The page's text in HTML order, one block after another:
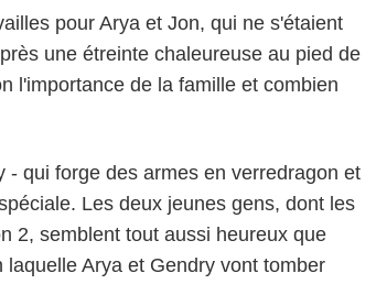
pour Arya et Jon, qui ne s'étaient
une étreinte chaleureuse au pied de
l'importance de la famille et combien
qui forge des armes en verredragon et
Les deux jeunes gens, dont les
2, semblent tout aussi heureux que
Arya et Gendry vont tomber